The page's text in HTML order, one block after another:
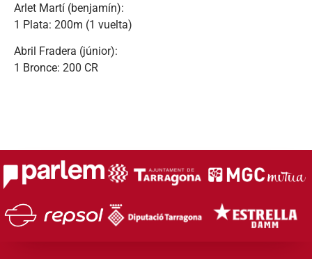
Arlet Martí (benjamín):
1 Plata: 200m (1 vuelta)
Abril Fradera (júnior):
1 Bronce: 200 CR